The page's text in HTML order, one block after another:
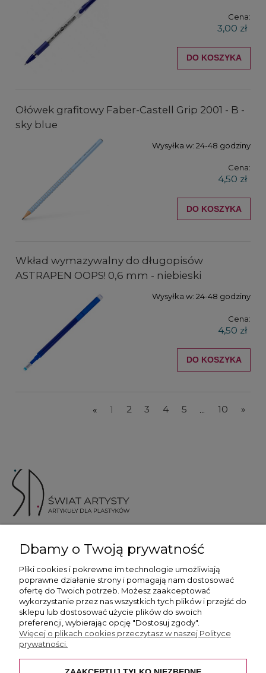
Cena:
3,00 zł
DO KOSZYKA
Ołówek grafitowy Faber-Castell Grip 2001 - B -
sky blue
Wysyłka w: 24-48 godziny
Cena:
4,50 zł
DO KOSZYKA
Wkład wymazywalny do długopisów
ASTRAPEN OOPS! 0,6 mm - niebieski
Wysyłka w: 24-48 godziny
Cena:
4,50 zł
DO KOSZYKA
« 1 2 3 4 5 ... 10 »
Więcej informacji
Płatność i dostawa
Pomoc
Dbamy o Twoją prywatność
Pliki cookies i pokrewne im technologie umożliwiają
poprawne działanie strony i pomagają nam dostosować
ofertę do Twoich potrzeb. Możesz zaakceptować
wykorzystanie przez nas wszystkich tych plików i przejść do
sklepu lub dostosować użycie plików do swoich
preferencji, wybierając opcję "Dostosuj zgody".
Więcej o plikach cookies przeczytasz w naszej Polityce
prywatności.